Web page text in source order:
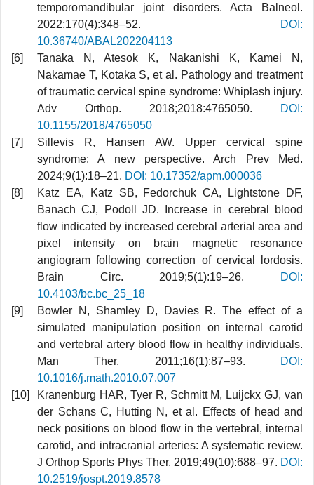
temporomandibular joint disorders. Acta Balneol.
2022;170(4):348–52.
DOI:
10.36740/ABAL202204113
Tanaka N, Atesok K, Nakanishi K, Kamei N,
Nakamae T, Kotaka S, et al. Pathology and treatment
of traumatic cervical spine syndrome: Whiplash injury.
Adv Orthop. 2018;2018:4765050.
DOI:
10.1155/2018/4765050
Sillevis R, Hansen AW. Upper cervical spine
syndrome: A new perspective. Arch Prev Med.
2024;9(1):18–21. DOI: 10.17352/apm.000036
Katz EA, Katz SB, Fedorchuk CA, Lightstone DF,
Banach CJ, Podoll JD. Increase in cerebral blood
flow indicated by increased cerebral arterial area and
pixel intensity on brain magnetic resonance
angiogram following correction of cervical lordosis.
Brain Circ. 2019;5(1):19–26.
DOI:
10.4103/bc.bc_25_18
Bowler N, Shamley D, Davies R. The effect of a
simulated manipulation position on internal carotid
and vertebral artery blood flow in healthy individuals.
Man Ther. 2011;16(1):87–93.
DOI:
10.1016/j.math.2010.07.007
Kranenburg HAR, Tyer R, Schmitt M, Luijckx GJ, van
der Schans C, Hutting N, et al. Effects of head and
neck positions on blood flow in the vertebral, internal
carotid, and intracranial arteries: A systematic review.
J Orthop Sports Phys Ther. 2019;49(10):688–97. DOI:
10.2519/jospt.2019.8578